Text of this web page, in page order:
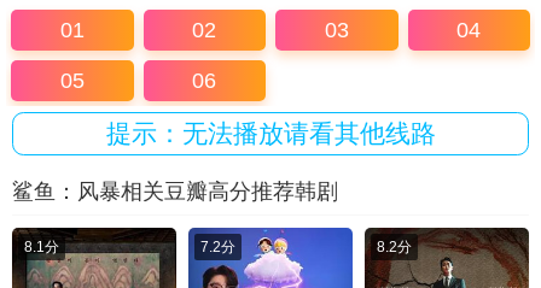
01 02 03 04
05 06
提示：无法播放请看其他线路
鲨鱼：风暴相关豆瓣高分推荐韩剧
8.1分 7.2分 8.2分